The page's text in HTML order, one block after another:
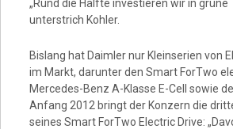
„Rund die Hälfte investieren wir in grüne
unterstrich Kohler.
Bislang hat Daimler nur Kleinserien von
im Markt, darunter den Smart ForTwo
Mercedes-Benz A-Klasse E-Cell sowie
Anfang 2012 bringt der Konzern die
seines Smart ForTwo Electric Drive: